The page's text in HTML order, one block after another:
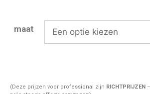
maat
(Deze prijzen voor professional zijn RICHTPRIJZEN